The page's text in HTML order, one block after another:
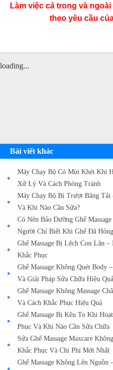
Làm việc cả trong và
theo yêu cầu
loading...
Bài viết khác
Máy Chạy Bộ Có Mùi Khét Khi
Xử Lý Và Cách Phòng Tránh
Máy Chạy Bộ Bị Trượt Băng Tải
Và Khi Nào Cần Sửa?
Có Nên Bảo Dưỡng Ghế
Người Chỉ Biết Khi Ghế Đã Hỏng
Ghế Massage Bị Lệch Con Lăn
Khắc Phục
Ghế Massage Không Quét Body
Và Giải Pháp Sửa Chữa Hiệu Quả
Ghế Massage Không Massage
Và Cách Khắc Phục Hiệu Quả
Ghế Massage Bị Kêu To Khi
Phục Và Khi Nào Cần Sửa Chữa
Sửa Ghế Massage Maxcare
Khắc Phục Và Chi Phí Mới Nhất
Ghế Massage Không Lên